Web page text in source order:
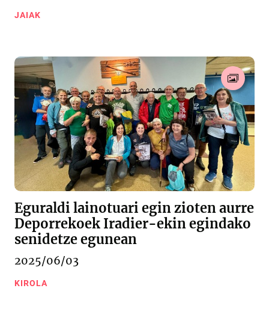
JAIAK
Eguraldi lainotuari egin zioten aurre
Deporrekoek Iradier-ekin egindako
senidetze egunean
2025/06/03
KIROLA